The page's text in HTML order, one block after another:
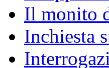
Il monito
Inchiesta